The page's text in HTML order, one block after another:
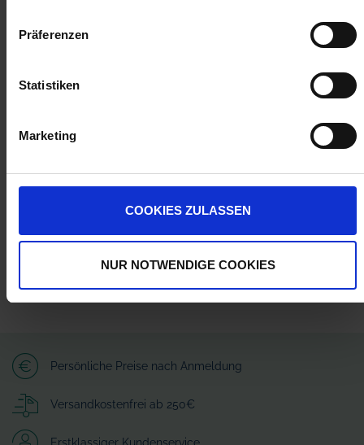
Präferenzen
Statistiken
Marketing
COOKIES ZULASSEN
NUR NOTWENDIGE COOKIES
Wilhelm Fricke SE
27404 Heeslingen
Persönliche Preise nach Anmeldung
Versandkostenfrei ab 250€
Erstklassiger Kundenservice